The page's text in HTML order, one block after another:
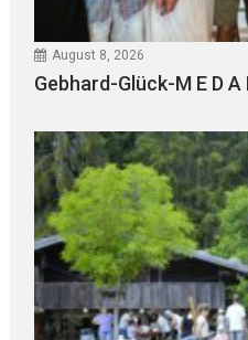
August 8, 2026
Gebhard-Glück-M E D A